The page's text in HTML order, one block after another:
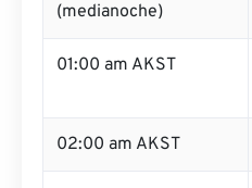
(medianoche)
01:00 am AKST
02:00 am AKST